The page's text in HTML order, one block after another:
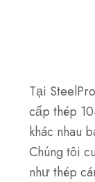
Tại
cấp thép
khác nhau
Chúng tôi
như thép